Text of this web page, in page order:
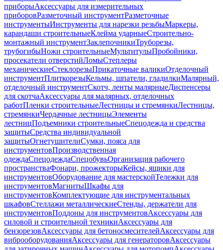
приборыАксессуары для измерительных
приборовРазметочный инструментРазметочные
инструментыИнструменты для нарезки резьбыМаркеры,
карандаши строительныеКлейма ударныеСтроительно-
монтажный инструментЗаклепочникиТруборезы,
трубогибыНожи строительныеМультитулыПробойники,
просекатели отверстийЛомыСтеплеры
механическиеСтеклорезыПрикаточные валикиОтделочный
инструментПлиткорезыКельмы, шпатели, гладилкиМалярный,
отделочный инструментСкотч, ленты малярныеДиспенсеры
для скотчаАксессуары для малярных, отделочных
работПленки строительныеЛестницы и стремянкиЛестницы,
стремянкиЧердачные лестницыЭлементы
лестницПодъемники строительныеСпецодежда и средства
защитыСредства индивидуальной
защитыОгнетушителиСумки, пояса для
инструментовПроизводственная
одеждаСпецодеждаСпецобувьОрганизация рабочего
пространстваФонари, прожекторыКейсы, ящики для
инструментовОборудование для мастерскойТележки для
инструментовМагнитыШкафы для
инструментовКомплектующие для инструментальных
шкафовСтеллажи металлическиеСтенды, держатели для
инструментовПоддоны для инструментовАксессуары для
силовой и строительной техникиАксессуары для
бензорезовАксессуары для бетоносмесителейАксессуары для
виброоборудованияАксессуары для генераторовАксессуары